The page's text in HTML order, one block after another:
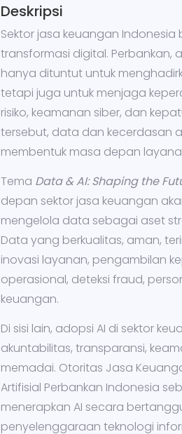
Deskripsi
Sektor jasa keuangan
transformasi digital. Perbankan,
hanya dituntut untuk
tetapi juga untuk menjaga
risiko, keamanan siber, dan
tersebut, data dan kecerdasan
membentuk masa depan
Tema Data & AI: Shaping the
depan sektor jasa keuangan
mengelola data sebagai aset
Data yang berkualitas, aman,
inovasi layanan, pengambilan
operasional, deteksi fraud,
keuangan.
Di sisi lain, adopsi AI di sektor
akuntabilitas, transparansi,
memadai. Otoritas Jasa
Artifisial Perbankan Indonesia
menerapkan AI secara
penyelenggaraan teknologi